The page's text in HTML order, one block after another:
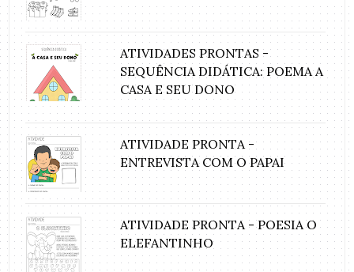
ATIVIDADES PRONTAS -
SEQUÊNCIA DIDÁTICA: POEMA A
CASA E SEU DONO
ATIVIDADE PRONTA -
ENTREVISTA COM O PAPAI
ATIVIDADE PRONTA - POESIA O
ELEFANTINHO